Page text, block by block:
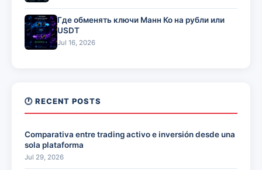
Где обменять ключи Манн Ко на рубли или
USDT
Jul 16, 2026
🕐 RECENT POSTS
Comparativa entre trading activo e inversión desde una
sola plataforma
Jul 29, 2026